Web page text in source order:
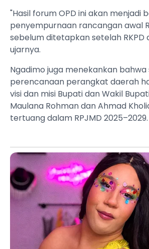
"Hasil forum OPD ini akan menjadi
penyempurnaan rancangan awal
sebelum ditetapkan setelah RKPD
ujarnya.
Ngadimo juga menekankan bahwa
perencanaan perangkat daerah
visi dan misi Bupati dan Wakil
Maulana Rohman dan Ahmad
tertuang dalam RPJMD 2025–2029.